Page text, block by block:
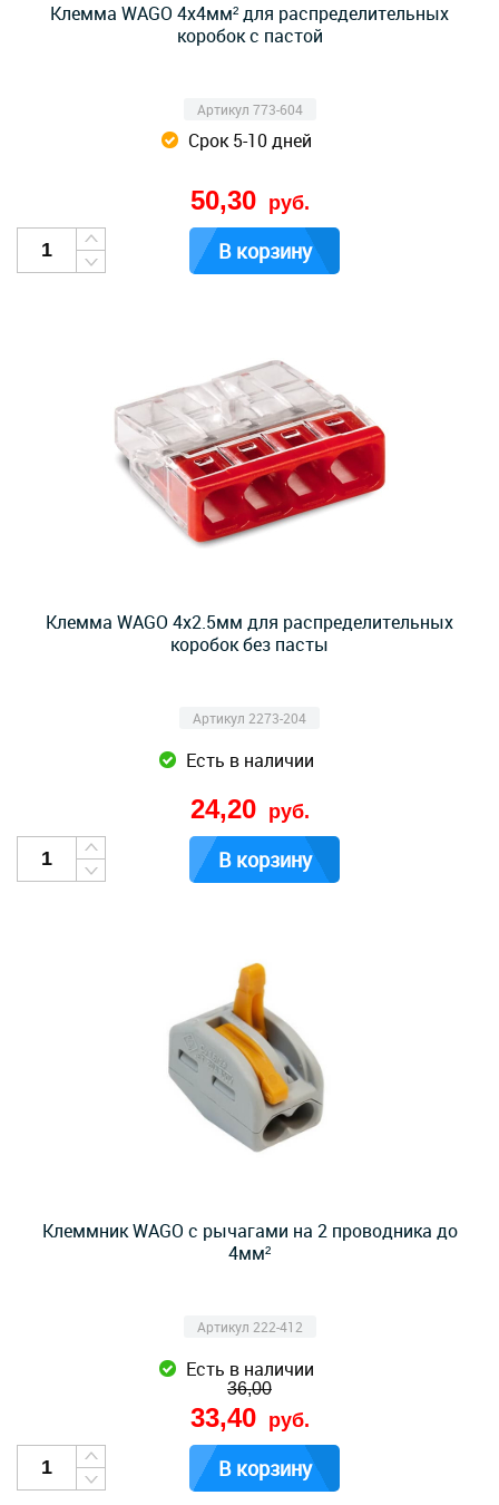
Клемма WAGO 4х4мм² для распределительных
коробок с пастой
Артикул 773-604
Срок 5-10 дней
50,30 руб.
В корзину
Клемма WAGO 4x2.5мм для распределительных
коробок без пасты
Артикул 2273-204
Есть в наличии
24,20 руб.
В корзину
Клеммник WAGO с рычагами на 2 проводника до
4мм²
Артикул 222-412
Есть в наличии
36,00
33,40 руб.
В корзину